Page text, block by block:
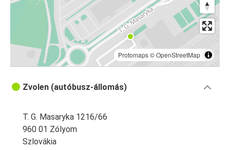
Kassa
Zólyom
Protomaps©OpenStreetMap
Zvolen (autóbusz-állomás)
T. G. Masaryka 1216/66
960 01 Zólyom
Szlovákia